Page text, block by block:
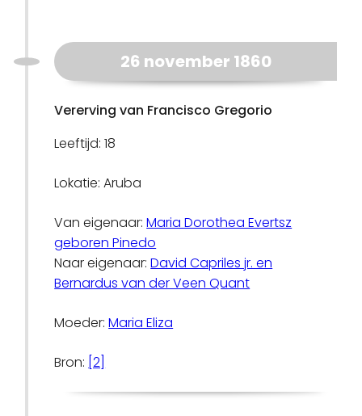
26 november 1860
Vererving van Francisco Gregorio
Leeftijd: 18
Lokatie: Aruba
Van eigenaar:Maria Dorothea Evertsz
geboren Pinedo
Naar eigenaar:David Capriles jr. en
Bernardus van der Veen Quant
Moeder:Maria Eliza
Bron: [2]